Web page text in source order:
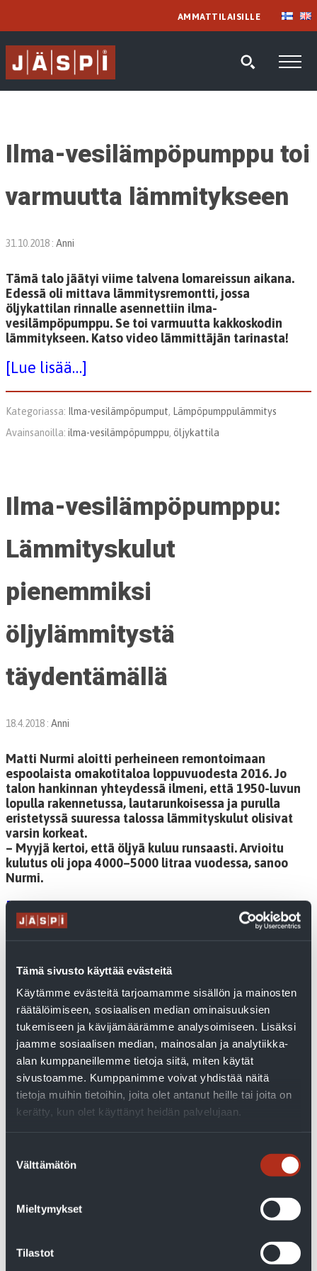
Tämä sivusto käyttää evästeitä
Käytämme evästeitä tarjoamamme sisällön ja mainosten
räätälöimiseen, sosiaalisen median ominaisuuksien
tukemiseen ja kävijämäärämme analysoimiseen. Lisäksi
jaamme sosiaalisen median, mainosalan ja analytiikka-
alan kumppaneillemme tietoja siitä, miten käytät
sivustoamme. Kumppanimme voivat yhdistää näitä
tietoja muihin tietoihin, joita olet antanut heille tai joita on
kerätty, kun olet käyttänyt heidän palvelujaan.
valinta
Välttämätön
Mieltymykset
Tilastot
AMMATTILAISILLE
Ilma-vesilämpöpumppu toi
varmuutta lämmitykseen
31.10.2018 : Anni
Tämä talo jäätyi viime talvena lomareissun aikana.
Edessä oli mittava lämmitysremontti, jossa
öljykattilan rinnalle asennettiin ilma-
vesilämpöpumppu. Se toi varmuutta kakkoskodin
lämmitykseen. Katso video lämmittäjän tarinasta!
[Lue lisää…]
Kategoriassa: Ilma-vesilämpöpumput, Lämpöpumppulämmitys
Avainsanoilla: ilma-vesilämpöpumppu, öljykattila
Ilma-vesilämpöpumppu:
Lämmityskulut
pienemmiksi
öljylämmitystä
täydentämällä
18.4.2018 : Anni
Matti Nurmi aloitti perheineen remontoimaan
espoolaista omakotitaloa loppuvuodesta 2016. Jo
talon hankinnan yhteydessä ilmeni, että 1950-luvun
lopulla rakennetussa, lautarunkoisessa ja purulla
eristetyssä suuressa talossa lämmityskulut olisivat
varsin korkeat.
– Myyjä kertoi, että öljyä kuluu runsaasti. Arvioitu
kulutus oli jopa 4000–5000 litraa vuodessa, sanoo
Nurmi.
[Lue lisää…]
Öljylämmitys,Yleinen
Avainsanoilla:ilma-vesilämpöpumppu,öljykattila
Ilma-vesilämpöpumppu
öljykattilan kylkeen –
puolet pois
lämmityskustannuksista